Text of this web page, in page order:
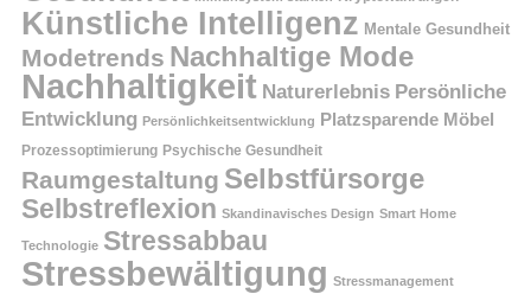
Künstliche Intelligenz Mentale Gesundheit
Modetrends Nachhaltige Mode
Nachhaltigkeit Naturerlebnis Persönliche
Entwicklung Persönlichkeitsentwicklung Platzsparende Möbel
Prozessoptimierung Psychische Gesundheit
Raumgestaltung Selbstfürsorge
Selbstreflexion Skandinavisches Design Smart Home
Technologie Stressabbau
Stressbewältigung Stressmanagement